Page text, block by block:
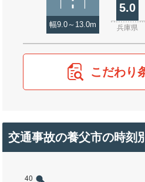
幅9.0～13.0m
5.0
兵庫県
こだわり
交通事故の養父市の時刻